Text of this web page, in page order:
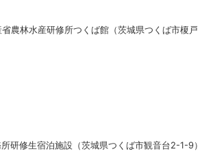
農林水産研修所つくば館（茨城県つくば市榎戸
研修生宿泊施設（茨城県つくば市観音台2-1-9）